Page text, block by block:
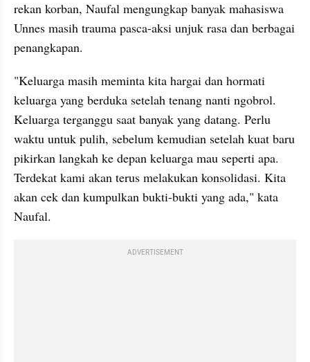
rekan korban, Naufal mengungkap banyak mahasiswa
Unnes masih trauma pasca-aksi unjuk rasa dan berbagai
penangkapan.
"Keluarga masih meminta kita hargai dan hormati
keluarga yang berduka setelah tenang nanti ngobrol.
Keluarga terganggu saat banyak yang datang. Perlu
waktu untuk pulih, sebelum kemudian setelah kuat baru
pikirkan langkah ke depan keluarga mau seperti apa.
Terdekat kami akan terus melakukan konsolidasi. Kita
akan cek dan kumpulkan bukti-bukti yang ada," kata
Naufal.
ADVERTISEMENT